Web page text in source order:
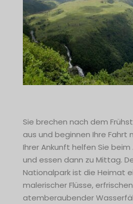
Sie brechen nach dem
aus und beginnen Ihre Fahrt
Ihrer Ankunft helfen Sie
und essen dann zu Mittag.
Nationalpark ist die Heimat
malerischer Flüsse,
atemberaubender